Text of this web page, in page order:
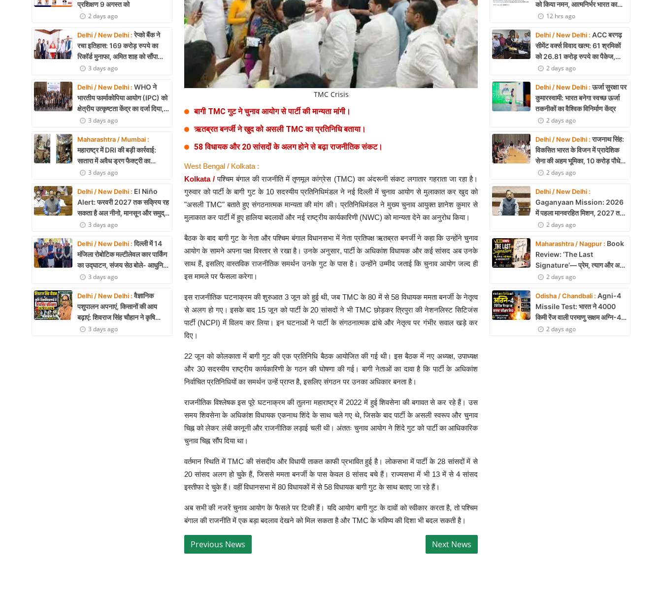
History Speaks
Contact Us
प्रशिक्षण 9 अगस्त को
2 days ago
Delhi / New Delhi :रेप्को बैंक ने
रचा इतिहास: 169 करोड़ रुपये का
रिकॉर्ड मुनाफा, अमित शाह को सौंपा
22.90 करोड़ का लाभांश
3 days ago
Delhi / New Delhi : WHO ने
भारतीय फार्माकोपिया आयोग (IPC) को
क्षेत्रीय उत्कृष्टता केंद्र का दर्जा दिया,
दक्षिण-पूर्व एशिया में भारत की बड़ी
3 days ago
Maharashtra / Mumbai :
महाराष्ट्र में DRI की बड़ी कार्रवाई:
सातारा में अवैध ड्रग फैक्ट्री का
भंडाफोड़, अल्प्राजोलम और डायजेपाम
3 days ago
Delhi / New Delhi : El Niño
Alert: फरवरी 2027 तक सक्रिय रह
सकता है अल नीनो, मानसून और समुद्री
पारिस्थितिकी पर असर की आशंका
3 days ago
Delhi / New Delhi :दिल्ली में 14
मंजिला रोबोटिक मल्टीलेवल कार पार्किंग
का उद्घाटन, संजय सेठ बोले- आधुनिक
तकनीक से मिलेगी बड़ी राहत
3 days ago
Delhi / New Delhi :वैज्ञानिक
पशुपालन अपनाएं, किसानों की आय
बढ़ाएं: शिवराज सिंह चौहान ने कृषि
विश्वविद्यालयों से नियमित प्रशिक्षण का
3 days ago
TMC Crisis
बागी TMC गुट ने चुनाव आयोग से पार्टी की मान्यता मांगी।
ऋतब्रत बनर्जी ने खुद को असली TMC का प्रतिनिधि बताया।
58 विधायक और 20 सांसदों के अलग होने से बढ़ा राजनीतिक संकट।
West Bengal / Kolkata :
Kolkata /पश्चिम बंगाल की राजनीति में तृणमूल कांग्रेस (TMC) का अंदरूनी संकट लगातार गहराता जा रहा है।
गुरुवार को पार्टी के बागी गुट के 10 सदस्यीय प्रतिनिधिमंडल ने नई दिल्ली में चुनाव आयोग से मुलाकात कर खुद को
"असली TMC" बताते हुए संगठनात्मक मान्यता की मांग की। प्रतिनिधिमंडल ने मुख्य चुनाव आयुक्त ज्ञानेश कुमार से
मुलाकात कर पार्टी में हुए हालिया बदलावों और नई राष्ट्रीय कार्यकारिणी (NWC) को मान्यता देने का अनुरोध किया।
बैठक के बाद बागी गुट के नेता और पश्चिम बंगाल विधानसभा में नेता प्रतिपक्ष ऋतब्रत बनर्जी ने कहा कि उन्होंने चुनाव
आयोग के सामने अपना पक्ष विस्तार से रखा है। उनके अनुसार, पार्टी के अधिकांश विधायक और कई सांसद अब उनके
साथ हैं, इसलिए वास्तविक राजनीतिक समर्थन उनके गुट के पास है। उन्होंने उम्मीद जताई कि चुनाव आयोग जल्द ही
इस मामले पर फैसला करेगा।
इस राजनीतिक घटनाक्रम की शुरुआत 3 जून को हुई थी, जब TMC के 80 में से 58 विधायक ममता बनर्जी के नेतृत्व
से अलग हो गए। इसके बाद 15 जून को पार्टी के 20 सांसदों ने भी TMC छोड़कर त्रिपुरा की नेशनलिस्ट सिटिजंस
पार्टी (NCPI) में विलय कर लिया। इन घटनाओं ने पार्टी के संगठनात्मक ढांचे और नेतृत्व पर गंभीर सवाल खड़े कर
दिए।
22 जून को कोलकाता में बागी गुट की एक प्रतिनिधि बैठक आयोजित की गई थी। इस बैठक में नए अध्यक्ष, उपाध्यक्ष
और 30 सदस्यीय राष्ट्रीय कार्यकारिणी के गठन की घोषणा की गई। बागी नेताओं का दावा है कि पार्टी के अधिकांश
निर्वाचित प्रतिनिधियों का समर्थन उन्हें प्राप्त है, इसलिए संगठन पर उनका अधिकार बनता है।
राजनीतिक विश्लेषक इस पूरे घटनाक्रम की तुलना महाराष्ट्र में 2022 में हुई शिवसेना की बगावत से कर रहे हैं। उस
समय शिवसेना के अधिकांश विधायक एकनाथ शिंदे के साथ चले गए थे, जिसके बाद पार्टी के असली स्वरूप और चुनाव
चिह्न को लेकर लंबी कानूनी और राजनीतिक लड़ाई चली थी। अंततः चुनाव आयोग ने शिंदे गुट को पार्टी का आधिकारिक
चुनाव चिह्न सौंप दिया था।
वर्तमान स्थिति में TMC की संसदीय और विधायी ताकत काफी प्रभावित हुई है। लोकसभा में पार्टी के 28 सांसदों में से
20 सांसद अलग हो चुके हैं, जिससे ममता बनर्जी के पास केवल 8 सांसद बचे हैं। राज्यसभा में भी 13 में से 4 सांसद
इस्तीफा दे चुके हैं। वहीं विधानसभा में 80 विधायकों में से 58 विधायक बागी गुट के साथ बताए जा रहे हैं।
अब सभी की नजरें चुनाव आयोग के फैसले पर टिकी हैं। यदि आयोग बागी गुट के दावों को स्वीकार करता है, तो पश्चिम
बंगाल की राजनीति में एक बड़ा बदलाव देखने को मिल सकता है और TMC के भविष्य की दिशा भी बदल सकती है।
को किया नमन, आत्मनिर्भर भारत का
बताया मजबूत आधार
12 hrs ago
Delhi / New Delhi : ACC बरगढ़
सीमेंट वर्क्स विवाद खत्म: 61 श्रमिकों
को 26.81 करोड़ रुपये का पैकेज,
समझौते पर मुहर
2 days ago
Delhi / New Delhi :ऊर्जा सुरक्षा पर
कुमारस्वामी: भारत बनेगा स्वच्छ ऊर्जा
तकनीकों का वैश्विक विनिर्माण केंद्र
2 days ago
Delhi / New Delhi :राजनाथ सिंह:
विकसित भारत के विजन में प्रादेशिक
सेना की अहम भूमिका, 10 करोड़ पौधे
लगाने का रिकॉर्ड
2 days ago
Delhi / New Delhi :
Gaganyaan Mission: 2026
में पहला मानवरहित मिशन, 2027 तक
अंतरिक्ष में जाएगा पहला भारतीय दल
2 days ago
Maharashtra / Nagpur : Book
Review: ‘The Last
Signature’— प्रेम, त्याग और अधूरी
मोहब्बत की भावनात्मक कहानी
2 days ago
Odisha / Chandbali : Agni-4
Missile Test: भारत ने 4000
किमी रेंज वाली परमाणु सक्षम अग्नि-4
बैलिस्टिक मिसाइल का सफल परीक्षण,
2 days ago